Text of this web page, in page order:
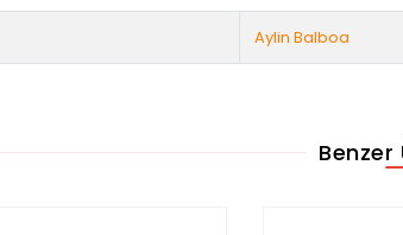
Aylin Balboa
Benzer